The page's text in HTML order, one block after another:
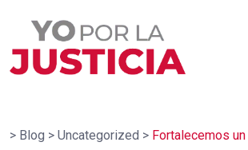
> Blog > Uncategorized > Fortalecemos